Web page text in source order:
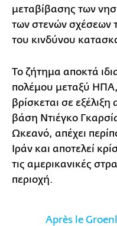
μεταβίβασης των
των στενών σχέσεων
του κινδύνου
Το ζήτημα αποκτά
πολέμου μεταξύ ΗΠΑ,
βρίσκεται σε
βάση Ντιέγκο
Ωκεανό, απέχει
Ιράν και αποτελεί
τις αμερικανικές
περιοχή.
Après le